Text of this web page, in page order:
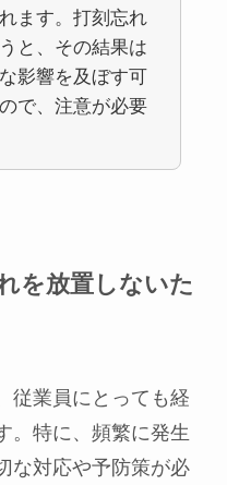
ます。打刻忘れ
と、その結果は
影響を及ぼす可
で、注意が必要
を放置しないた
従業員にとっても経
。特に、頻繁に発生
な対応や予防策が必